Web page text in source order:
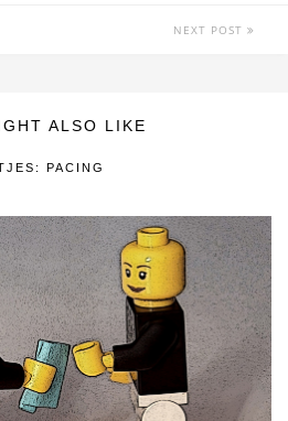
NEXT POST
ALSO LIKE
PACING